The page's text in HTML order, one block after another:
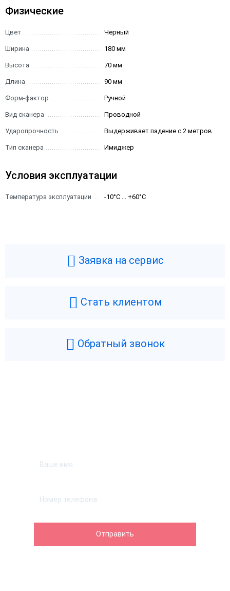
Физические
Цвет Черный
Ширина 180 мм
Высота 70 мм
Длина 90 мм
Форм-фактор Ручной
Вид сканера Проводной
Ударопрочность Выдерживает падение с 2 метров
Тип сканера Имиджер
Условия эксплуатации
Температура эксплуатации -10°C ... +60°C
Заявка на сервис
Стать клиентом
Обратный звонок